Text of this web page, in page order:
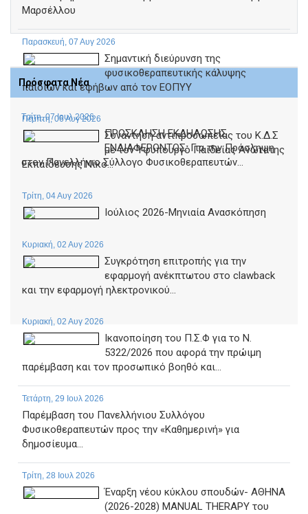
Μαρσέλλου
Παρασκευή, 07 Αυγ 2026
Σημαντική διεύρυνση της
φυσικοθεραπευτικής κάλυψης
παιδιών και εφήβων από τον ΕΟΠΥΥ
Πέμπτη, 06 Αυγ 2026
Συνάντηση αντιπροσωπείας του Κ.Δ.Σ
με τον Υφυπουργό Παιδείας Ανώτατης
Εκπαίδευσης Νίκο...
Τρίτη, 04 Αυγ 2026
Ιούλιος 2026-Μηνιαία Ανασκόπηση
Κυριακή, 02 Αυγ 2026
Συγκρότηση επιτροπής για την
εφαρμογή ανέκπτωτου στο clawback
και την εφαρμογή ηλεκτρονικού...
Κυριακή, 02 Αυγ 2026
Ικανοποίηση του Π.Σ.Φ για το Ν.
5322/2026 που αφορά την πρώιμη
παρέμβαση και τον προσωπικό βοηθό και...
Τετάρτη, 29 Ιουλ 2026
Παρέμβαση του Πανελλήνιου Συλλόγου
Φυσικοθεραπευτών προς την «Καθημερινή» για
δημοσίευμα...
Τρίτη, 28 Ιουλ 2026
Έναρξη νέου κύκλου σπουδών- ΑΘΗΝΑ
(2026-2028) MANUAL THERAPY του
Πρόσφατα Νέα
Τρίτη, 07 Ιουλ 2026
ΠΡΟΣΚΛΗΣΗ ΕΚΔΗΛΩΣΗΣ
ΕΝΔΙΑΦΕΡΟΝΤΟΣ: Για την Πρόσληψη
στον Πανελλήνιο Σύλλογο Φυσικοθεραπευτών...